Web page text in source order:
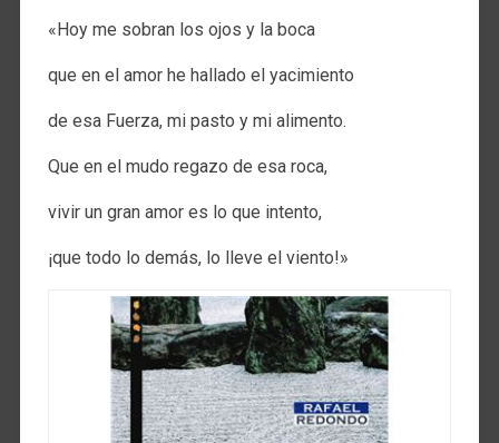
«Hoy me sobran los ojos y la boca
que en el amor he hallado el yacimiento
de esa Fuerza, mi pasto y mi alimento.
Que en el mudo regazo de esa roca,
vivir un gran amor es lo que intento,
¡que todo lo demás, lo lleve el viento!»